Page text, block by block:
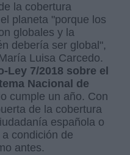
la cobertura
planeta "porque los
globales y la
debería ser global",
Luisa Carcedo.
Ley 7/2018 sobre el
Nacional de
cumple un año. Con
de la cobertura
española o
condición de
antes.